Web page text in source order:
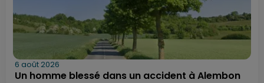
6 août 2026
Un homme blessé dans un accident à Alembon